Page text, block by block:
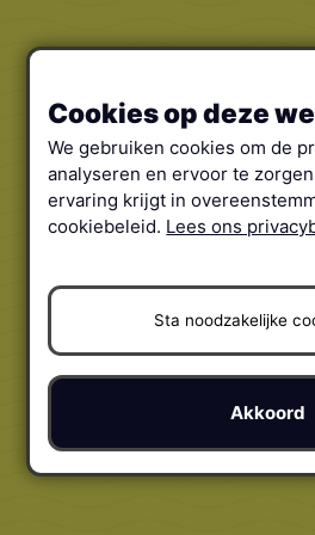
Cookies op deze
We gebruiken cookies om de
analyseren en ervoor te
ervaring krijgt in
cookiebeleid. Lees ons
Sta noodzakelijke
Akkoord